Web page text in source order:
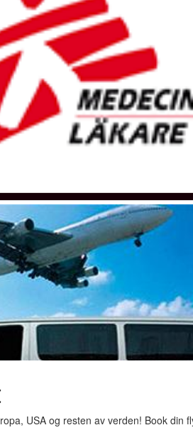
USA og resten av verden! Book